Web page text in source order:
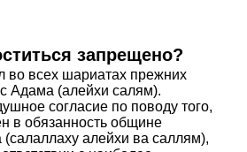
запрещено?
во всех шариатах прежних
Адама (алейхи салям).
согласие по поводу того,
в обязанность общине
алейхи ва саллям),